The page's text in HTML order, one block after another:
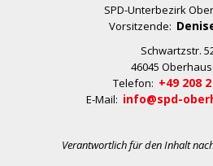
SPD-Unterbezirk
Vorsitzende:
Schwartzstr.
46045
Telefon: +49 208
E-Mail: info@spd-
Verantwortlich für den Inhalt